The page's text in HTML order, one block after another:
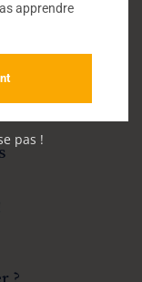
libre
apprendre
pas !